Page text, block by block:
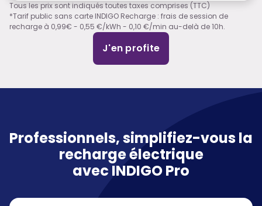
Tous les prix sont indiqués toutes taxes comprises (TTC)
*Tarif public sans carte INDIGO Recharge : frais de session de
recharge à 0,99€ - 0,55 €/kWh - 0,10 €/min au-delà de 10h.
J'en profite
Professionnels, simplifiez-vous la
recharge électrique
avec INDIGO Pro